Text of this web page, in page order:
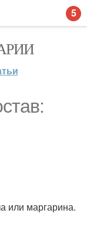
или маргарина.
5